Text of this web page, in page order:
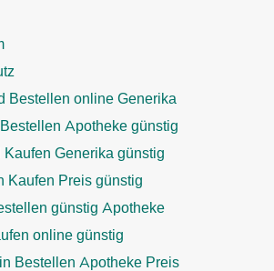
Bestellen online Generika
Apotheke günstig
Kaufen Generika günstig
Kaufen Preis günstig
günstig Apotheke
online günstig
Bestellen Apotheke Preis